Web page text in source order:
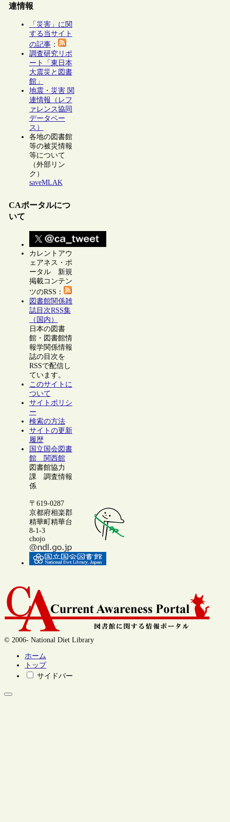
連情報
「災害」に関
する当サイト
の記事：
調査研究リポ
ート「東日本
大震災と図書
館」
地震・災害 関
連情報（レフ
ァレンス協同
データベー
ス）
各地の図書館
等の被災情報
等について
（外部リン
ク）
saveMLAK
CAポータルにつ
いて
カレントアウ
ェアネス・ポ
ータル 新規
掲載コンテン
ツのRSS：
図書館関係雑
誌目次RSS集
（国内）
日本の図書
館・図書館情
報学関係情報
誌の目次を
RSSで配信し
ています。
このサイトに
ついて
サイトポリシ
ー
検索の方法
サイトの更新
履歴
国立国会図書
館 関西館
図書館協力
課 調査情報
係
〒619-0287
京都府相楽郡
精華町精華台
8-1-3
chojo
© 2006- National Diet Library
ホーム
トップ
サイドバー